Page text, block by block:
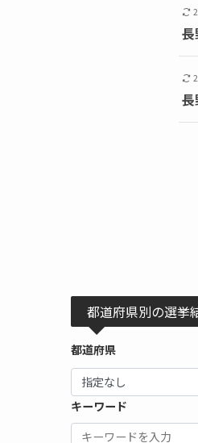
長
長
都道府県別の選挙
都道府県
キーワード